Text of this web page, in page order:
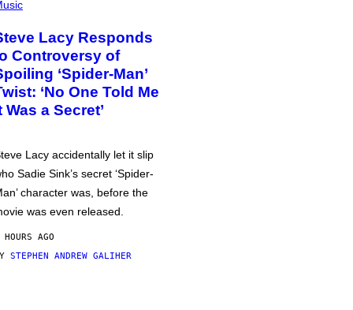
Lacy Responds
Controversy of
‘Spider-Man’
‘No One Told Me
Was a Secret’
Lacy accidentally let it slip
Sadie Sink’s secret ‘Spider-
character was, before the
was even released.
AGO
STEPHEN ANDREW GALIHER